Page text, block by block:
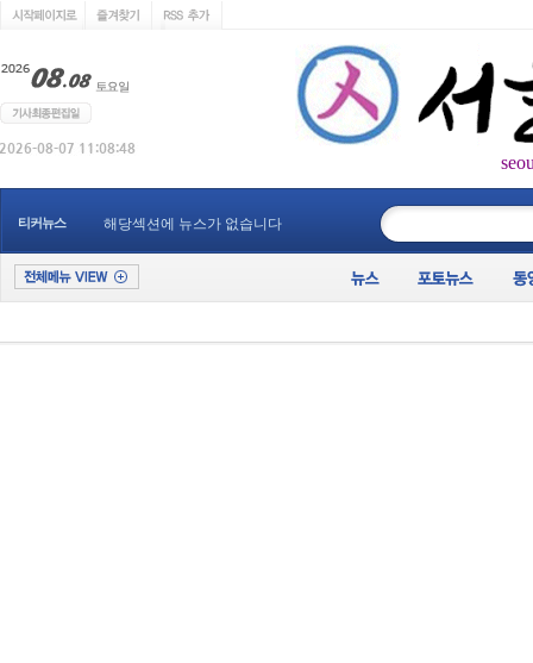
티커뉴스 해당섹션에 뉴스가 없습니다